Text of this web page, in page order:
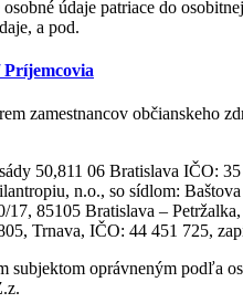
údaje patriace do
a pod.
Príjemcovia
zamestnancov občianskeho
50,811 06 Bratislava IČO:
n.o., so sídlom:
85105 Bratislava –
Trnava, IČO: 44 451 725,
subjektom oprávneným podľa